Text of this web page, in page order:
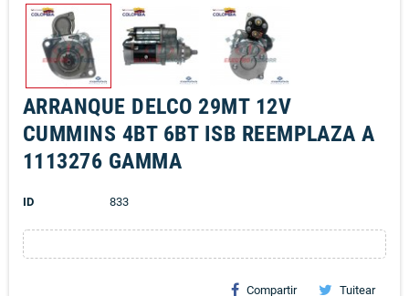
ARRANQUE DELCO 29MT 12V
CUMMINS 4BT 6BT ISB REEMPLAZA A
1113276 GAMMA
ID 833
Compartir Tuitear